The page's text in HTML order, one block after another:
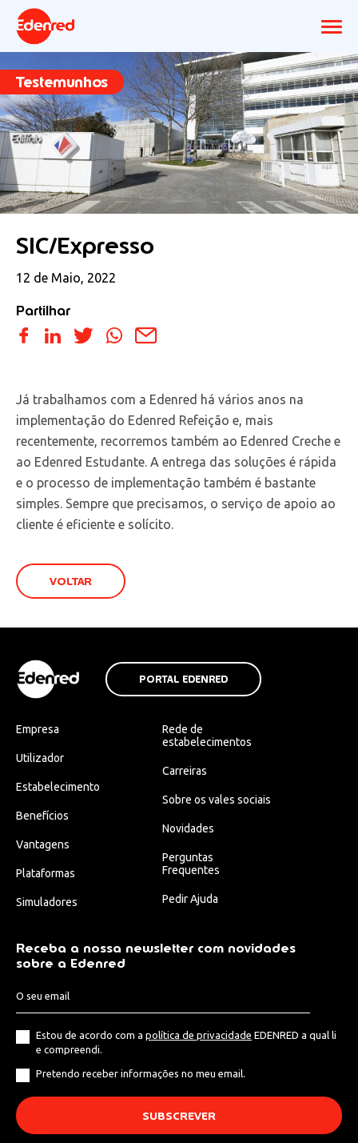
Testemunhos
SIC/Expresso
12 de Maio, 2022
Partilhar
Já trabalhamos com a Edenred há vários anos na
implementação do Edenred Refeição e, mais
recentemente, recorremos também ao Edenred Creche e
ao Edenred Estudante. A entrega das soluções é rápida
e o processo de implementação também é bastante
simples. Sempre que precisamos, o serviço de apoio ao
cliente é eficiente e solícito.
VOLTAR
PORTAL EDENRED
Empresa
Utilizador
Estabelecimento
Benefícios
Vantagens
Plataformas
Simuladores
Rede de
estabelecimentos
Carreiras
Sobre os vales sociais
Novidades
Perguntas
Frequentes
Pedir Ajuda
Receba a nossa newsletter com novidades
sobre a Edenred
Estou de acordo com a política de privacidade EDENRED a qual li
e compreendi.
Pretendo receber informações no meu email.